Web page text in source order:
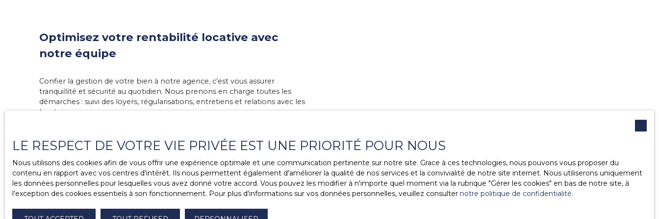
Optimisez votre rentabilité locative avec
notre équipe
Confier la gestion de votre bien à notre agence, c’est vous assurer
tranquillité et sécurité au quotidien. Nous prenons en charge toutes les
démarches : suivi des loyers, régularisations, entretiens et relations avec les
locataires.
au respect de vos obligations légales. Vous bénéficiez d’un interlocuteur
unique, réactif et disponible, qui connaît parfaitement votre bien et vos
attentes.
Que vous soyez propriétaire occupé ou investisseur, notre objectif est de
maximiser la rentabilité de votre logement tout en minimisant votre stress
LE RESPECT DE VOTRE VIE PRIVÉE EST UNE PRIORITÉ POUR NOUS
Nous utilisons des cookies afin de vous offrir une expérience optimale et une communication pertinente sur notre site. Grace à ces technologies, nous pouvons vous proposer du
contenu en rapport avec vos centres d'intérêt. Ils nous permettent également d'améliorer la qualité de nos services et la convivialité de notre site internet. Nous utiliserons uniquement
les données personnelles pour lesquelles vous avez donné votre accord. Vous pouvez les modifier à n'importe quel moment via la rubrique ″Gérer les cookies″ en bas de notre site, à
l'exception des cookies essentiels à son fonctionnement. Pour plus d'informations sur vos données personnelles, veuillez consulter notre politique de confidentialité.